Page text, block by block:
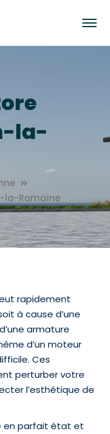
la-
la-Romaine
rapidement
à cause d’une
armature
d’un moteur
Ces
perturber votre
l’esthétique de
en parfait état et